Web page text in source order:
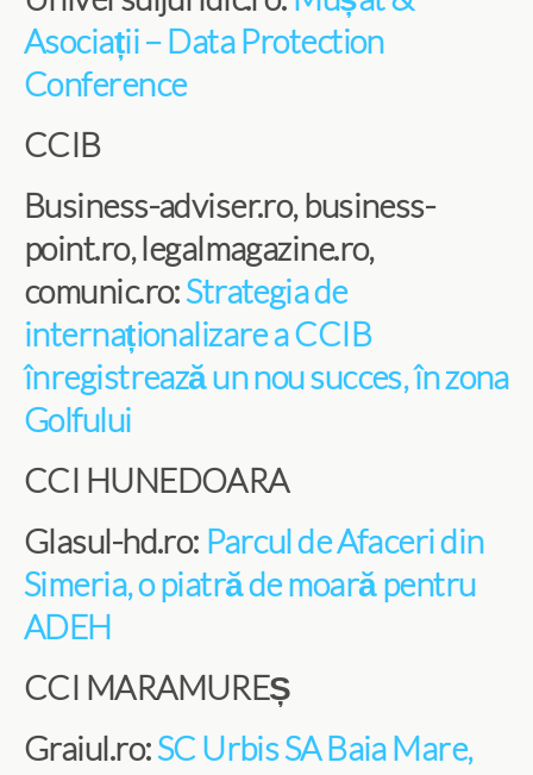
Asociații – Data Protection
Conference
CCIB
Business-adviser.ro, business-
point.ro, legalmagazine.ro,
comunic.ro:Strategia de
internaționalizare a CCIB
înregistrează un nou succes, în zona
Golfului
CCI HUNEDOARA
Glasul-hd.ro: Parcul de Afaceri din
Simeria, o piatră de moară pentru
ADEH
CCI MARAMUREȘ
Graiul.ro:SC Urbis SA Baia Mare,